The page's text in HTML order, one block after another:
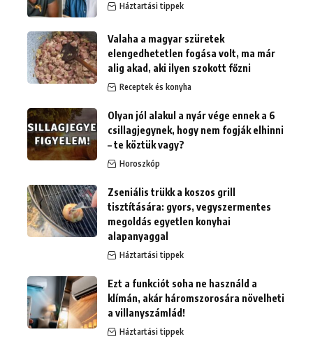
Háztartási tippek
Valaha a magyar szüretek
elengedhetetlen fogása volt, ma már
alig akad, aki ilyen szokott főzni
Receptek és konyha
Olyan jól alakul a nyár vége ennek a 6
csillagjegynek, hogy nem fogják elhinni
– te köztük vagy?
Horoszkóp
Zseniális trükk a koszos grill
tisztítására: gyors, vegyszermentes
megoldás egyetlen konyhai
alapanyaggal
Háztartási tippek
Ezt a funkciót soha ne használd a
klímán, akár háromszorosára növelheti
a villanyszámlád!
Háztartási tippek